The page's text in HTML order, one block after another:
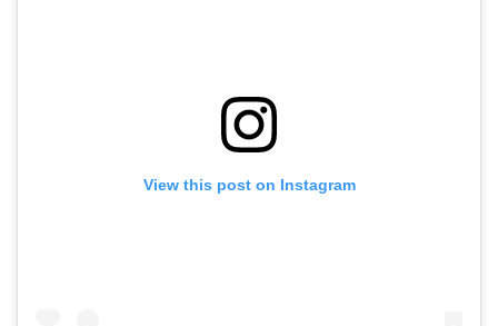
View this post on Instagram